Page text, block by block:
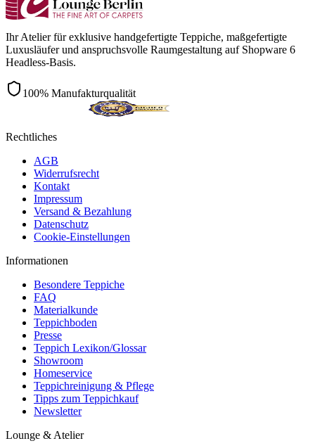
Ihr Atelier für exklusive handgefertigte Teppiche, maßgefertigte
Luxusläufer und anspruchsvolle Raumgestaltung auf Shopware 6
Headless-Basis.
100% Manufakturqualität
Rechtliches
AGB
Widerrufsrecht
Kontakt
Impressum
Versand & Bezahlung
Datenschutz
Cookie-Einstellungen
Informationen
Besondere Teppiche
FAQ
Materialkunde
Teppichboden
Presse
Teppich Lexikon/Glossar
Showroom
Homeservice
Teppichreinigung & Pflege
Tipps zum Teppichkauf
Newsletter
Lounge & Atelier